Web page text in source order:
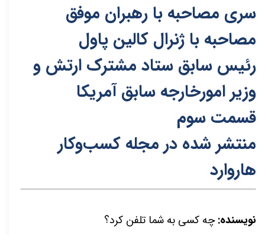
سری مصاحبه با رهبران موفق
مصاحبه با ژنرال کالین پاول
رئیس‌ سابق ستاد مشترک ارتش و
وزیر امورخارجه سابق آمریکا
قسمت سوم
منتشر شده در مجله کسب‌و‌کار
هاروارد
نویسنده:چه کسی به شما تلفن کرد؟